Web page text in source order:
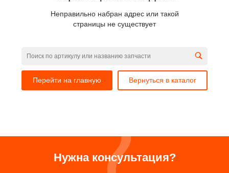
Неправильно набран адрес или такой
страницы не существует
Перейти на главную Вернуться в каталог
Нужна консультация?